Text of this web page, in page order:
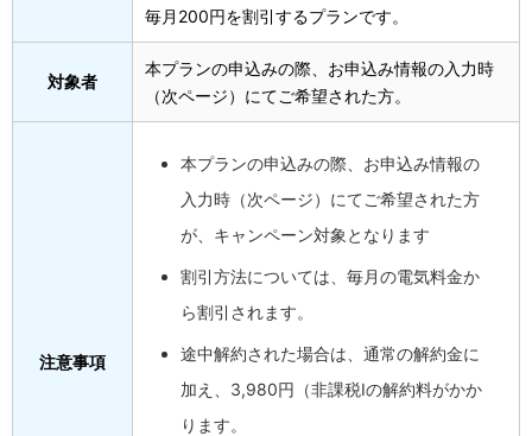
毎月200円を割引するプランです。
対象者
本プランの申込みの際、お申込み情報の入力時
（次ページ）にてご希望された方。
注意事項
本プランの申込みの際、お申込み情報の
入力時（次ページ）にてご希望された方
が、キャンペーン対象となります
割引方法については、毎月の電気料金か
ら割引されます。
途中解約された場合は、通常の解約金に
加え、3,980円（非課税Iの解約料がかか
ります。